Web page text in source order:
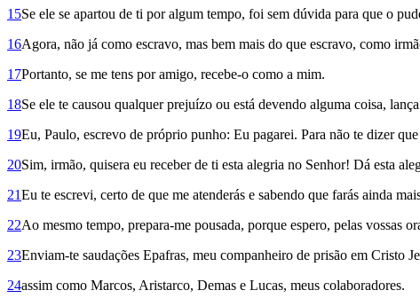
15Se ele se apartou de ti por algum tempo, foi sem dúvida para que o
16Agora, não já como escravo, mas bem mais do que escravo, como
17Portanto, se me tens por amigo, recebe-o como a mim.
18Se ele te causou qualquer prejuízo ou está devendo alguma coisa,
19Eu, Paulo, escrevo de próprio punho: Eu pagarei. Para não te dizer
20Sim, irmão, quisera eu receber de ti esta alegria no Senhor! Dá esta
21Eu te escrevi, certo de que me atenderás e sabendo que farás ainda
22Ao mesmo tempo, prepara-me pousada, porque espero, pelas vossas
23Enviam-te saudações Epa­fras, meu companheiro de prisão em Cristo
24assim como Marcos, Aristarco, Demas e Lucas, meus colaboradores.